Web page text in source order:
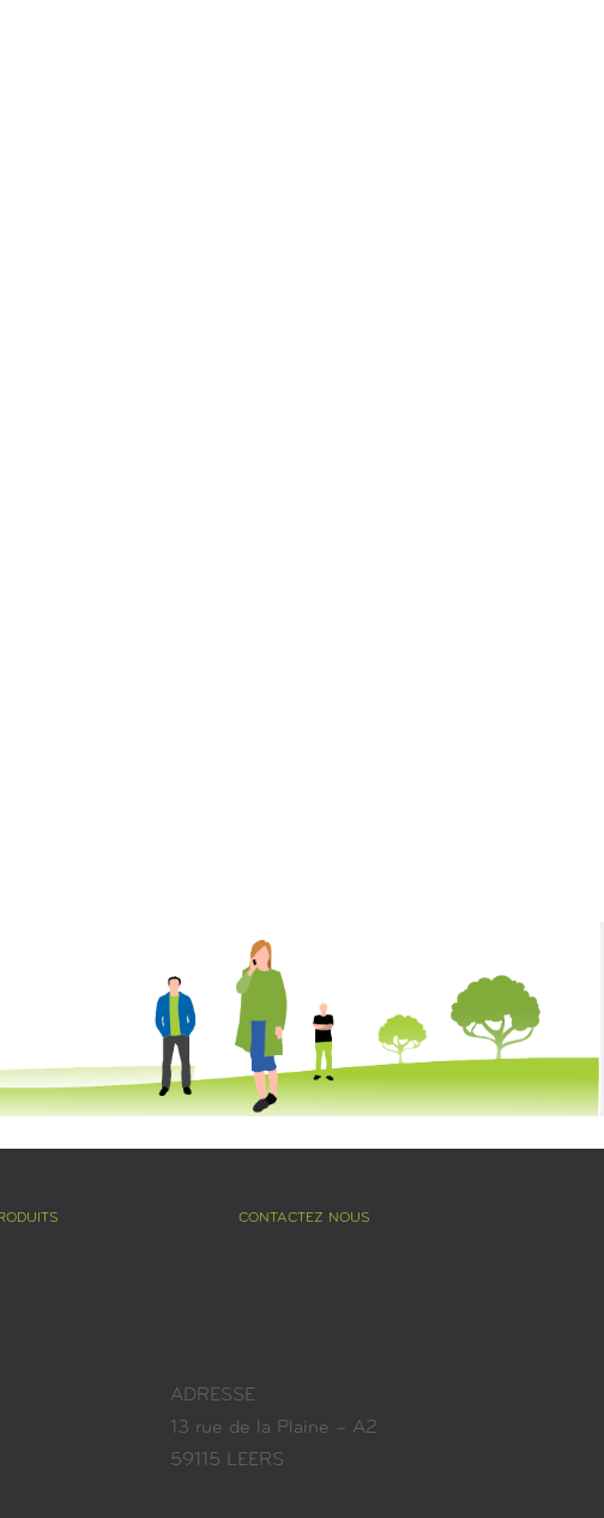
CONTACTEZ NOUS
ADRESSE
13 rue de la Plaine – A2
59115 LEERS